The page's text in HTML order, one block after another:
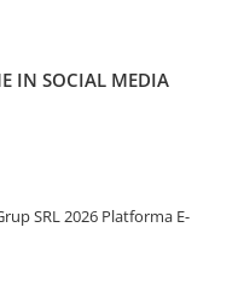
IN SOCIAL MEDIA
SRL 2026 Platforma E-